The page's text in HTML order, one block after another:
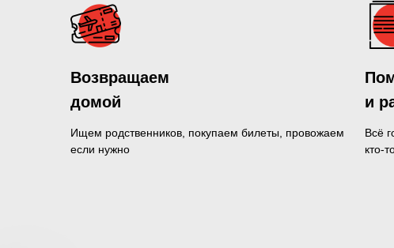
Ищем родственников, покупаем билеты, провожаем
если нужно
Всё
кто-
Возвращаем
домой
и
и продолжаем это делать каждый